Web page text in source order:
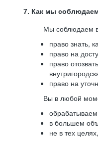
7. Как мы
Мы соблюдаем
право знать,
право на
право
право на
Вы в любой
в большем
не в тех